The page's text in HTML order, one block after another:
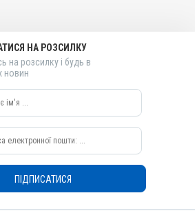
кислота
Запалення;
Субінволюція
НА РОЗСИЛКУ
на розсилку і будь в
новин
ПІДПИСАТИСЯ